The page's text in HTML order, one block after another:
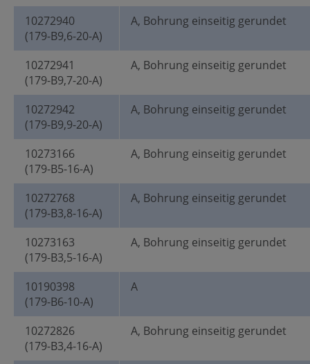
10272940
(179-B9,6-20-A)
A, Bohrung einseitig gerundet
10272941
(179-B9,7-20-A)
A, Bohrung einseitig gerundet
10272942
(179-B9,9-20-A)
A, Bohrung einseitig gerundet
10273166
(179-B5-16-A)
A, Bohrung einseitig gerundet
10272768
(179-B3,8-16-A)
A, Bohrung einseitig gerundet
10273163
(179-B3,5-16-A)
A, Bohrung einseitig gerundet
10190398
(179-B6-10-A)
A
10272826
(179-B3,4-16-A)
A, Bohrung einseitig gerundet